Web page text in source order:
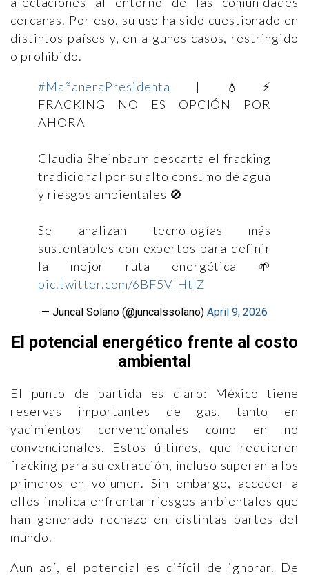
cercanas. Por eso, su uso ha sido cuestionado en
distintos países y, en algunos casos, restringido
o prohibido.
#MañaneraPresidenta | 💧⚡
FRACKING NO ES OPCIÓN POR
AHORA
Claudia Sheinbaum descarta el fracking
tradicional por su alto consumo de agua
y riesgos ambientales 🚫
Se analizan tecnologías más
sustentables con expertos para definir
la mejor ruta energética 🌱
pic.twitter.com/6BF5VIHtlZ
— Juncal Solano (@juncalssolano) April 9, 2026
El potencial energético frente al costo
ambiental
El punto de partida es claro: México tiene
reservas importantes de gas, tanto en
yacimientos convencionales como en no
convencionales. Estos últimos, que requieren
fracking para su extracción, incluso superan a los
primeros en volumen. Sin embargo, acceder a
ellos implica enfrentar riesgos ambientales que
han generado rechazo en distintas partes del
mundo.
Aun así, el potencial es difícil de ignorar. De